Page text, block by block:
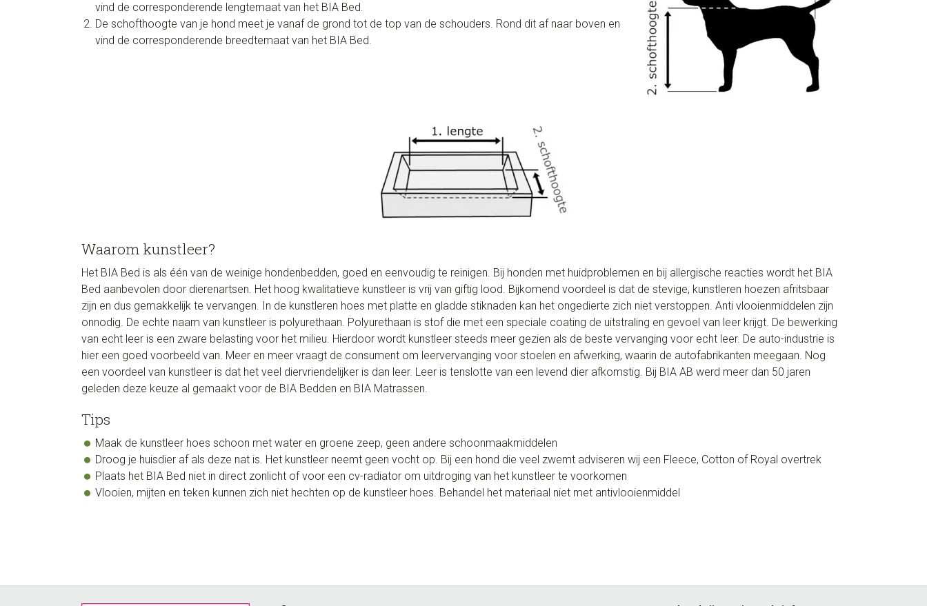
vind de corresponderende lengtemaat van het BIA Bed.
De schofthoogte van je hond meet je vanaf de grond tot de top van de schouders. Rond dit af naar boven en
vind de corresponderende breedtemaat van het BIA Bed.
Waarom kunstleer?
Het BIA Bed is als één van de weinige hondenbedden, goed en eenvoudig te reinigen. Bij honden met huidproblemen en bij allergische reacties wordt het BIA
Bed aanbevolen door dierenartsen. Het hoog kwalitatieve kunstleer is vrij van giftig lood. Bijkomend voordeel is dat de stevige, kunstleren hoezen afritsbaar
zijn en dus gemakkelijk te vervangen. In de kunstleren hoes met platte en gladde stiknaden kan het ongedierte zich niet verstoppen. Anti vlooienmiddelen zijn
onnodig. De echte naam van kunstleer is polyurethaan. Polyurethaan is stof die met een speciale coating de uitstraling en gevoel van leer krijgt. De bewerking
van echt leer is een zware belasting voor het milieu. Hierdoor wordt kunstleer steeds meer gezien als de beste vervanging voor echt leer. De auto-industrie is
hier een goed voorbeeld van. Meer en meer vraagt de consument om leervervanging voor stoelen en afwerking, waarin de autofabrikanten meegaan. Nog
een voordeel van kunstleer is dat het veel diervriendelijker is dan leer. Leer is tenslotte van een levend dier afkomstig. Bij BIA AB werd meer dan 50 jaren
geleden deze keuze al gemaakt voor de BIA Bedden en BIA Matrassen.
Tips
Maak de kunstleer hoes schoon met water en groene zeep, geen andere schoonmaakmiddelen
Droog je huisdier af als deze nat is. Het kunstleer neemt geen vocht op. Bij een hond die veel zwemt adviseren wij een Fleece, Cotton of Royal overtrek
Plaats het BIA Bed niet in direct zonlicht of voor een cv-radiator om uitdroging van het kunstleer te voorkomen
Vlooien, mijten en teken kunnen zich niet hechten op de kunstleer hoes. Behandel het materiaal niet met antivlooienmiddel